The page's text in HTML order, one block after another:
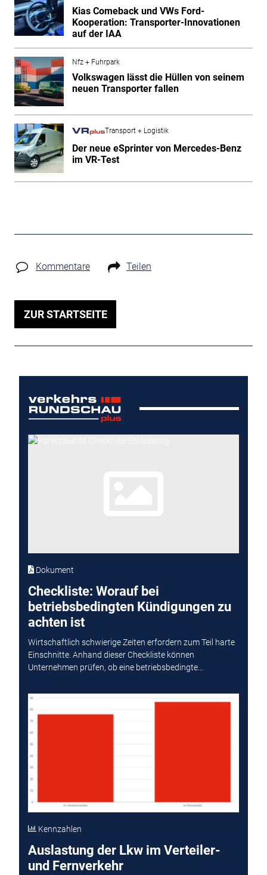
Kias Comeback und VWs Ford-
Kooperation: Transporter-Innovationen
auf der IAA
Nfz + Fuhrpark
Volkswagen lässt die Hüllen von seinem
neuen Transporter fallen
Transport + Logistik
Der neue eSprinter von Mercedes-Benz
im VR-Test
Kommentare Teilen
ZUR STARTSEITE
Dokument
Checkliste: Worauf bei
betriebsbedingten Kündigungen zu
achten ist
Wirtschaftlich schwierige Zeiten erfordern zum Teil harte
Einschnitte. Anhand dieser Checkliste können
Unternehmen prüfen, ob eine betriebsbedingte...
Kennzahlen
Auslastung der Lkw im Verteiler-
und Fernverkehr